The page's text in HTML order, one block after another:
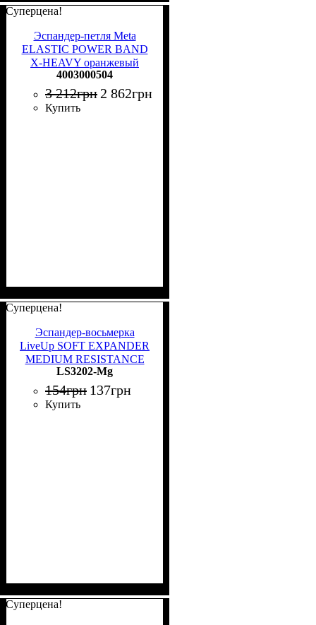
Суперцена!
Эспандер-петля Meta
ELASTIC POWER BAND
X-HEAVY оранжевый
4003000504
4003000504
3 212грн 2 862грн
Купить
Суперцена!
Эспандер-восьмерка
LiveUp SOFT EXPANDER
MEDIUM RESISTANCE
зеленый LS3202-Mg
LS3202-Mg
154грн 137грн
Купить
Суперцена!